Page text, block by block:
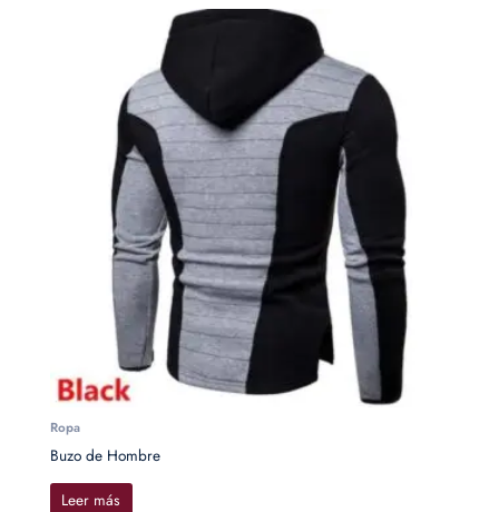
Ropa
Buzo de Hombre
Leer más